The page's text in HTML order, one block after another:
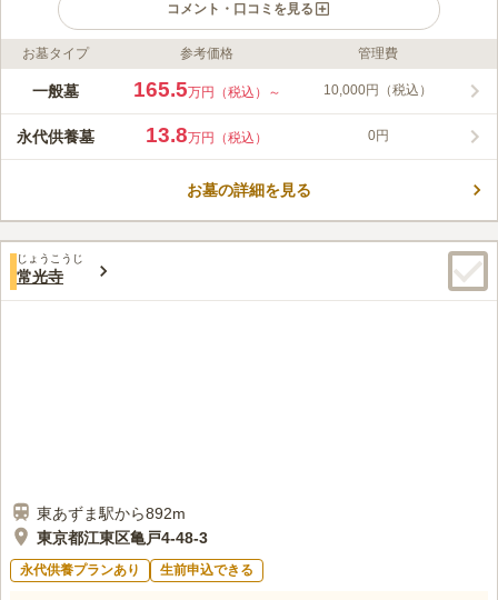
コメント・口コミを見る
ライフドット編集部のコメント
「大島和の里霊園」は、「大島駅」から徒歩約６分、「大島五丁
接しており、墓地の経営は勝智院によって行われています。永代
供養墓は墓域の角にあり、「結」「縁」「絆」の3タイプから選
共葬が可能で、無縁になる心配がないお墓です。ペット専用の
この霊園はまだ誰からも評価されていません。
お墓タイプ 参考価格 管理費
一般墓 165.5万円（税込）～ 10,000円（税込）
永代供養墓 13.8万円（税込） 0円
お墓の詳細を見る
じょうこうじ
常光寺
東あずま駅から892m
東京都江東区亀戸4-48-3
永代供養プランあり 生前申込できる